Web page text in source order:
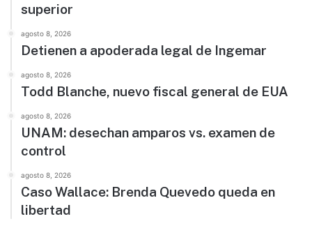
superior
agosto 8, 2026
Detienen a apoderada legal de Ingemar
agosto 8, 2026
Todd Blanche, nuevo fiscal general de EUA
agosto 8, 2026
UNAM: desechan amparos vs. examen de
control
agosto 8, 2026
Caso Wallace: Brenda Quevedo queda en
libertad